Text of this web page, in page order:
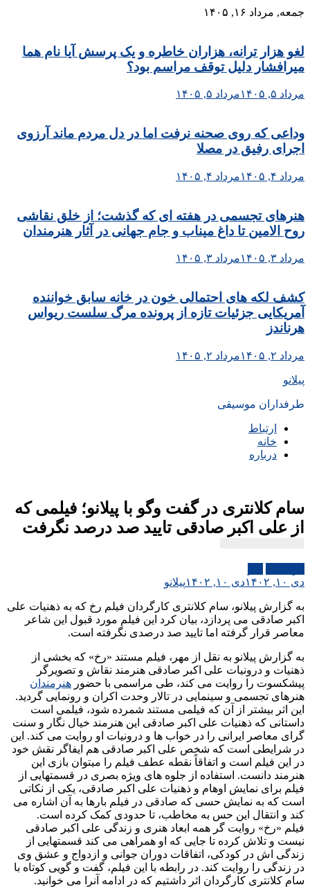
Skip
جمعه, مرداد ۱۶, ۱۴۰۵
لغو هزار ترانه، هزاران خاطره و یک پرسش آیا نام هما
میرافشار دلیل توقف مراسم بود؟
مرداد ۵, ۱۴۰۵ مرداد ۵, ۱۴۰۵
وداعی که روی صحنه نرفت اما در دل مردم ماند آرزوی
اجرای رفیق در مصلا
مرداد ۴, ۱۴۰۵ مرداد ۴, ۱۴۰۵
هنرهای تجسمی در هفته ای که گذشت؛ از خلق نقاشی
روح الامین تا داغ میناب و جام جهانی در آثار هنرمندان
مرداد ۳, ۱۴۰۵ مرداد ۳, ۱۴۰۵
کشف لکه های احتمالی خون در خانه سابق خواننده
آمریکایی جزئیات تازه از پرونده مرگ سلست ریواس
هرناندز
مرداد ۲, ۱۴۰۵ مرداد ۲, ۱۴۰۵
پیلانو
طرفداران موسیقی
ارتباط
خانه
درباره
سام کلانتری در گفت وگو با پیلانو؛ فیلمی که
از علی اکبر صادقی تایید صد درصد نگرفت
دی ۱۰, ۱۴۰۲
دی ۱۰, ۱۴۰۲ پیلانو
به گزارش پیلانو، سام کلانتری کارگردان فیلم رخ که به ذهنیات علی
اکبر صادقی می پردازد، بیان کرد این فیلم مورد قبول این شاعر
معاصر قرار گرفته اما تایید صد درصدی نگرفته است.
به گزارش پیلانو به نقل از مهر، فیلم مستند «رخ» که بخشی از
ذهنیات و درونیات علی اکبر صادقی هنرمند نقاش و تصویرگر
پیشکسوت را روایت می کند، طی مراسمی با حضور هنرمندان
هنرهای تجسمی و سینمایی در تالار وحدت اکران و رونمایی گردید.
این اثر بیشتر از آن که فیلمی مستند شمرده شود، فیلمی است
داستانی که ذهنیات علی اکبر صادقی این هنرمند خیال نگار و سنت
گرای معاصر ایرانی را در خواب ها و درونیات او روایت می کند. این
در شرایطی است که شخص علی اکبر صادقی هم ایفاگر نقش خود
در این فیلم است و اتفاقاً نقطه عطف فیلم را میتوان بازی این
هنرمند دانست. استفاده از جلوه های ویژه بصری در قسمتهایی از
فیلم برای نمایش اوهام و ذهنیات علی اکبر صادقی، یکی از نکاتی
است که به نمایش حسی که صادقی در فیلم بارها به آن اشاره می
کند و انتقال این حس به مخاطب، تا حدودی کمک کرده است.
فیلم «رخ» روایت گر همه ابعاد هنری و زندگی علی اکبر صادقی
نیست و تلاش کرده تا جایی که او همراهی می کند قسمتهایی از
زندگی اش در کودکی، اتفاقات دوران جوانی و ازدواج و عشق وی
در زندگی را روایت کند. در رابطه با این فیلم، گفت و گویی کوتاه با
سام کلانتری کارگردان اثر داشتیم که در ادامه آنرا می خوانید.